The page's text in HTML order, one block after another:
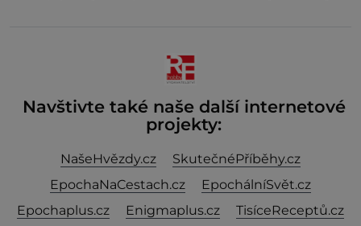
Navštivte také naše další internetové
projekty:
NašeHvězdy.cz
SkutečnéPříběhy.cz
EpochaNaCestach.cz
EpochálníSvět.cz
Epochaplus.cz
Enigmaplus.cz
TisíceReceptů.cz